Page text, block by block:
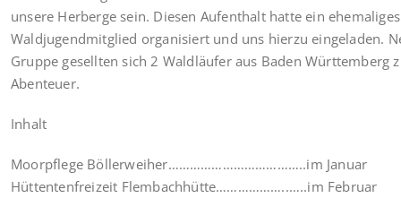
unsere Herberge sein. Diesen Aufenthalt hatte ein ehemaliges
Waldjugendmitglied organisiert und uns hierzu eingeladen.
Gruppe gesellten sich 2 Waldläufer aus Baden Württemberg
Abenteuer.
Inhalt
Moorpflege Böllerweiher………………………………..im Januar
Hüttentenfreizeit Flembachhütte………………..…..im Februar